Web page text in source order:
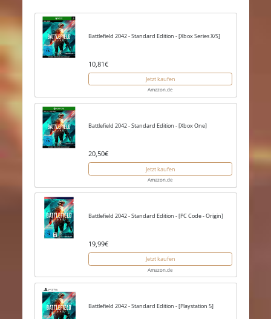
Battlefield 2042 - Standard Edition - [Xbox Series X/S]
10,81€
Jetzt kaufen
Amazon.de
Battlefield 2042 - Standard Edition - [Xbox One]
20,50€
Jetzt kaufen
Amazon.de
Battlefield 2042 - Standard Edition - [PC Code - Origin]
19,99€
Jetzt kaufen
Amazon.de
Battlefield 2042 - Standard Edition - [Playstation 5]